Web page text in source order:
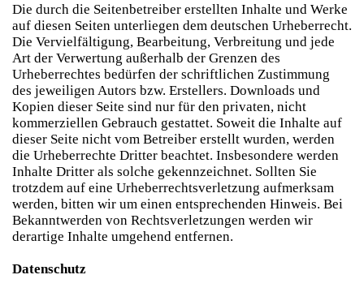
Die durch die Seitenbetreiber erstellten Inhalte und Werke
auf diesen Seiten unterliegen dem deutschen Urheberrecht.
Die Vervielfältigung, Bearbeitung, Verbreitung und jede
Art der Verwertung außerhalb der Grenzen des
Urheberrechtes bedürfen der schriftlichen Zustimmung
des jeweiligen Autors bzw. Erstellers. Downloads und
Kopien dieser Seite sind nur für den privaten, nicht
kommerziellen Gebrauch gestattet. Soweit die Inhalte auf
dieser Seite nicht vom Betreiber erstellt wurden, werden
die Urheberrechte Dritter beachtet. Insbesondere werden
Inhalte Dritter als solche gekennzeichnet. Sollten Sie
trotzdem auf eine Urheberrechtsverletzung aufmerksam
werden, bitten wir um einen entsprechenden Hinweis. Bei
Bekanntwerden von Rechtsverletzungen werden wir
derartige Inhalte umgehend entfernen.
Datenschutz